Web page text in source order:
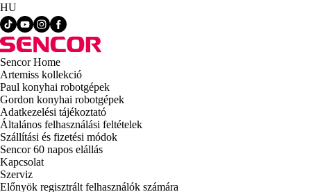
HU
Sencor Home
Artemiss kollekció
Paul konyhai robotgépek
Gordon konyhai robotgépek
Adatkezelési tájékoztató
Általános felhasználási feltételek
Szállítási és fizetési módok
Sencor 60 napos elállás
Kapcsolat
Szerviz
Előnyök regisztrált felhasználók számára